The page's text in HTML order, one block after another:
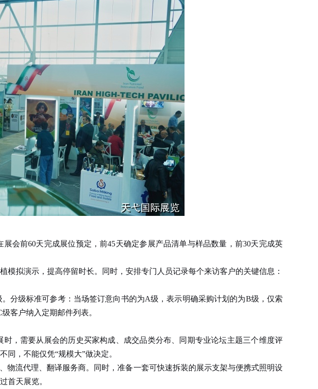
会前60天完成展位预定，前45天确定参展产品清单与样品数量，前30天完成英
拟演示，提高停留时长。同时，安排专门人员记录每个来访客户的关键信息：
级标准可参考：当场签订意向书的为A级，表示明确采购计划的为B级，仅索
客户纳入定期邮件列表。
，需要从展会的历史买家构成、成交品类分布、同期专业论坛主题三个维度评
，不能仅凭“规模大”做决定。
流代理、翻译服务商。同时，准备一套可快速拆装的展示支架与便携式照明设
首天展览。